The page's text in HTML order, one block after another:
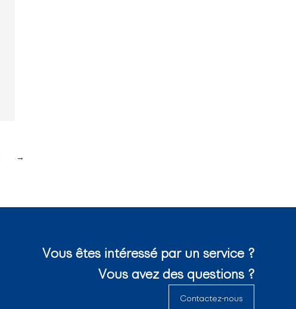
→
Vous êtes intéressé par un service ?
Vous avez des questions ?
Contactez-nous